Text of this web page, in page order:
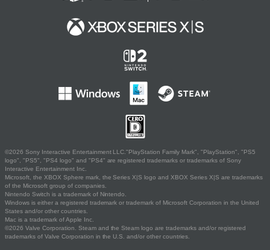
©2026 Sony Interactive Entertainment LLC."PlayStation Family Mark", "PlayStation", "PS5
logo", "PS5", "PS4 logo" and "PS4" are registered trademarks or trademarks of Sony
Interactive Entertainment Inc.
Microsoft, the XBOX Sphere mark, the Series X|S logo and XBOX Series X|S are trademarks
of the Microsoft group of companies.
Nintendo Switch is a trademark of Nintendo.
Windows is either a registered trademark or trademark of Microsoft Corporation in the United
States and/or other countries.
Mac is a trademark of Apple Inc.
©2026 Valve Corporation. Steam and the Steam logo are trademarks and/or registered
trademarks of Valve Corporation in the U.S. and/or other countries.